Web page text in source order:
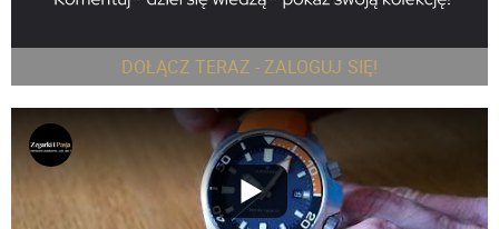
DOŁĄCZ TERAZ - ZALOGUJ SIĘ!